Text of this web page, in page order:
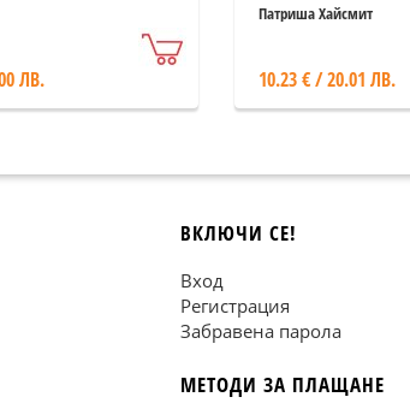
ЛВ.
Патриша Хайсмит
10.23 € / 20.01 ЛВ.
ВКЛЮЧИ СЕ!
Вход
Регистрация
Забравена парола
МЕТОДИ ЗА ПЛАЩАНЕ